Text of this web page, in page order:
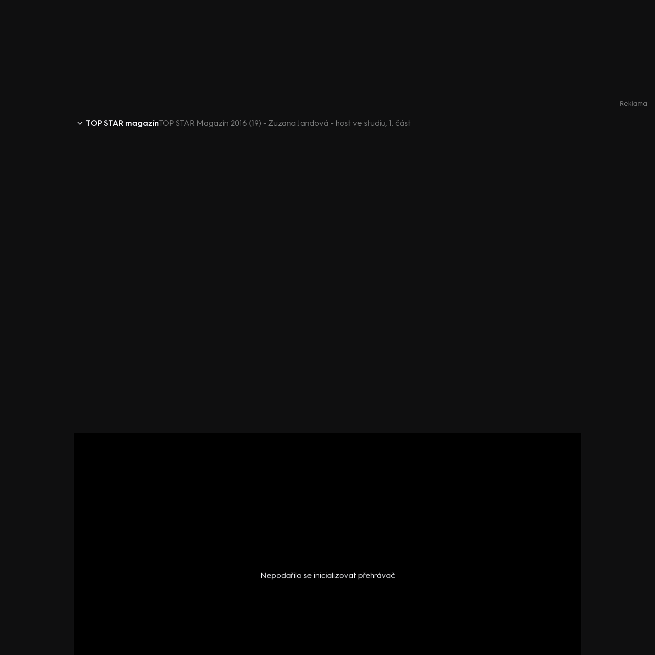
Reklama
TOP STAR magazínTOP STAR Magazín 2016 (19) - Zuzana Jandová - host ve studiu, 1. část
Nepodařilo se inicializovat přehrávač